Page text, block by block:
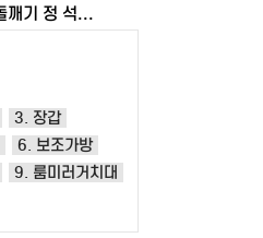
여바라 조각공구 돌깨기 정 석공 250x16mm 조각정 송곳형 손보호
3. 장갑
6. 보조가방
9. 룸미러거치대